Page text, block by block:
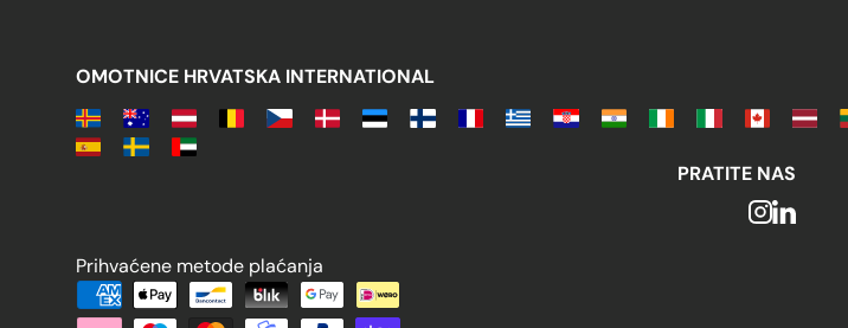
OMOTNICE HRVATSKA INTERNATIONAL
PRATITE NAS
Prihvaćene metode plaćanja
Prihvaćene metode plaćanja